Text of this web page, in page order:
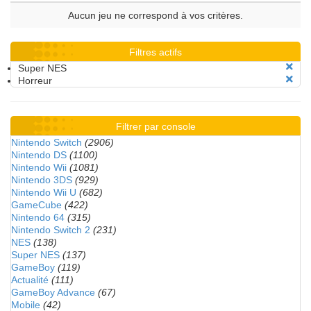
Aucun jeu ne correspond à vos critères.
Filtres actifs
Super NES
Horreur
Filtrer par console
Nintendo Switch (2906)
Nintendo DS (1100)
Nintendo Wii (1081)
Nintendo 3DS (929)
Nintendo Wii U (682)
GameCube (422)
Nintendo 64 (315)
Nintendo Switch 2 (231)
NES (138)
Super NES (137)
GameBoy (119)
Actualité (111)
GameBoy Advance (67)
Mobile (42)